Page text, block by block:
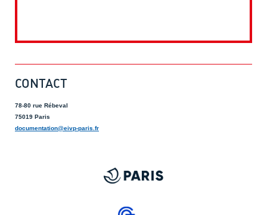
CONTACT
78-80 rue Rébeval
75019 Paris
documentation@eivp-paris.fr